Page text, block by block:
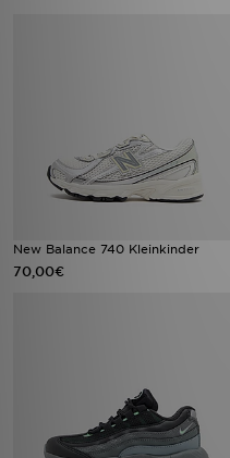
New Balance 740 Kleinkinder
70,00€